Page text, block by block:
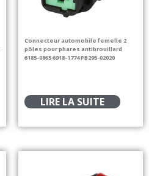
Connecteur automobile femelle 2
pôles pour phares antibrouillard
6185-0865 6918-1774 PB295-02020
LIRE LA SUITE